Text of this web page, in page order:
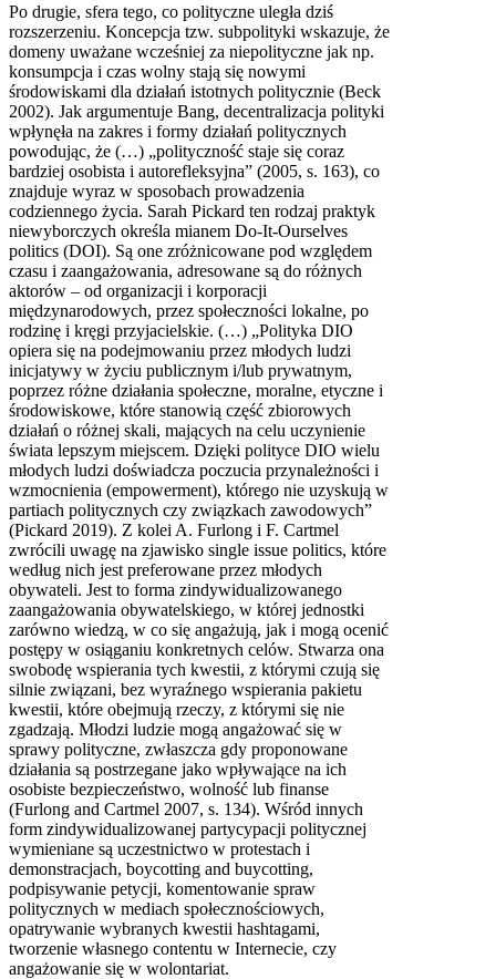
Po drugie, sfera tego, co polityczne uległa dziś
rozszerzeniu. Koncepcja tzw. subpolityki wskazuje, że
domeny uważane wcześniej za niepolityczne jak np.
konsumpcja i czas wolny stają się nowymi
środowiskami dla działań istotnych politycznie (Beck
2002). Jak argumentuje Bang, decentralizacja polityki
wpłynęła na zakres i formy działań politycznych
powodując, że (…) „polityczność staje się coraz
bardziej osobista i autorefleksyjna” (2005, s. 163), co
znajduje wyraz w sposobach prowadzenia
codziennego życia. Sarah Pickard ten rodzaj praktyk
niewyborczych określa mianem Do-It-Ourselves
politics (DOI). Są one zróżnicowane pod względem
czasu i zaangażowania, adresowane są do różnych
aktorów – od organizacji i korporacji
międzynarodowych, przez społeczności lokalne, po
rodzinę i kręgi przyjacielskie. (…) „Polityka DIO
opiera się na podejmowaniu przez młodych ludzi
inicjatywy w życiu publicznym i/lub prywatnym,
poprzez różne działania społeczne, moralne, etyczne i
środowiskowe, które stanowią część zbiorowych
działań o różnej skali, mających na celu uczynienie
świata lepszym miejscem. Dzięki polityce DIO wielu
młodych ludzi doświadcza poczucia przynależności i
wzmocnienia (empowerment), którego nie uzyskują w
partiach politycznych czy związkach zawodowych”
(Pickard 2019). Z kolei A. Furlong i F. Cartmel
zwrócili uwagę na zjawisko single issue politics, które
według nich jest preferowane przez młodych
obywateli. Jest to forma zindywidualizowanego
zaangażowania obywatelskiego, w której jednostki
zarówno wiedzą, w co się angażują, jak i mogą ocenić
postępy w osiąganiu konkretnych celów. Stwarza ona
swobodę wspierania tych kwestii, z którymi czują się
silnie związani, bez wyraźnego wspierania pakietu
kwestii, które obejmują rzeczy, z którymi się nie
zgadzają. Młodzi ludzie mogą angażować się w
sprawy polityczne, zwłaszcza gdy proponowane
działania są postrzegane jako wpływające na ich
osobiste bezpieczeństwo, wolność lub finanse
(Furlong and Cartmel 2007, s. 134). Wśród innych
form zindywidualizowanej partycypacji politycznej
wymieniane są uczestnictwo w protestach i
demonstracjach, boycotting and buycotting,
podpisywanie petycji, komentowanie spraw
politycznych w mediach społecznościowych,
opatrywanie wybranych kwestii hashtagami,
tworzenie własnego contentu w Internecie, czy
angażowanie się w wolontariat.